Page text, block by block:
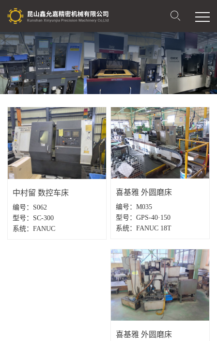
中村留 数控车床
编号：S062
型号：SC-300
系统：FANUC
喜基雅 外圆磨床
编号：M035
型号：GPS-40·150
系统：FANUC 18T
喜基雅 外圆磨床